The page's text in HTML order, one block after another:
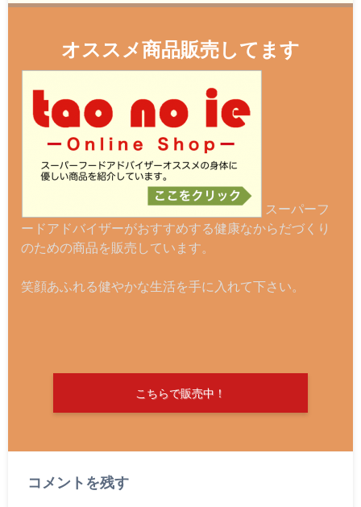
オススメ商品販売してます
スーパーフ
ードアドバイザーがおすすめする健康なからだづくり
のための商品を販売しています。
笑顔あふれる健やかな生活を手に入れて下さい。
こちらで販売中！
コメントを残す